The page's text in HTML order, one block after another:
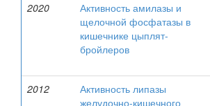
2020
Активность амилазы и
щелочной фосфатазы в
кишечнике цыплят-
бройлеров
2012
Активность липазы
желудочно-кишечного